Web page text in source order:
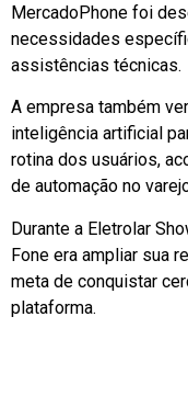
MercadoPhone foi
necessidades
assistências técnicas.
A empresa também
inteligência artificial
rotina dos usuários,
de automação no
Durante a Eletrolar
Fone era ampliar sua
meta de conquistar
plataforma.